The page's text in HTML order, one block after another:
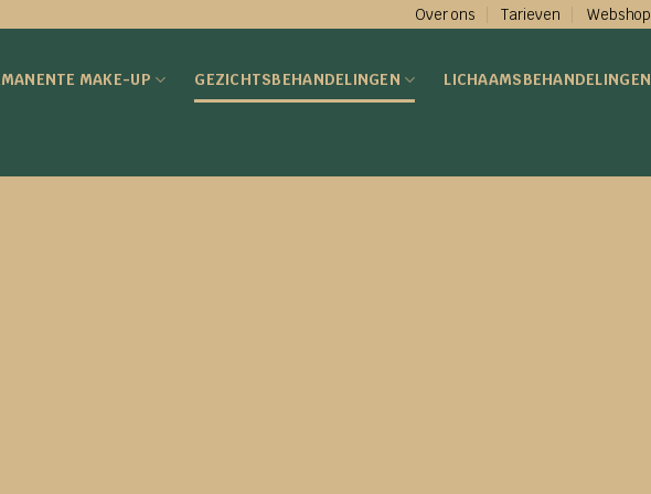
Over ons Tarieven Webshop
MAKE-UP GEZICHTSBEHANDELINGEN LICHAAMSBEHANDELINGEN